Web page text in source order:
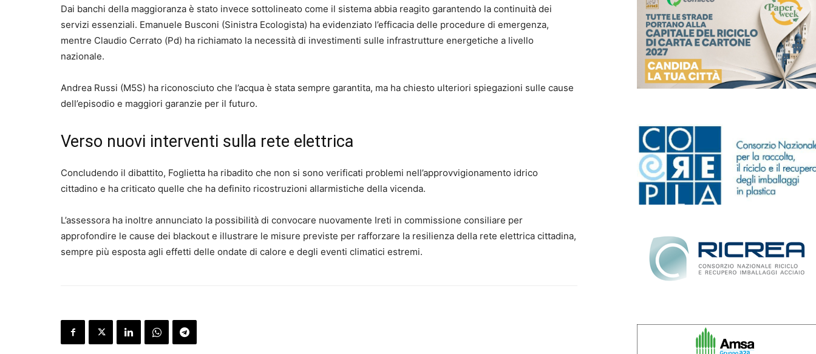
Dai banchi della maggioranza è stato invece sottolineato come il sistema abbia reagito garantendo la continuità dei
servizi essenziali. Emanuele Busconi (Sinistra Ecologista) ha evidenziato l’efficacia delle procedure di emergenza,
mentre Claudio Cerrato (Pd) ha richiamato la necessità di investimenti sulle infrastrutture energetiche a livello
nazionale.
Andrea Russi (M5S) ha riconosciuto che l’acqua è stata sempre garantita, ma ha chiesto ulteriori spiegazioni sulle cause
dell’episodio e maggiori garanzie per il futuro.
Verso nuovi interventi sulla rete elettrica
Concludendo il dibattito, Foglietta ha ribadito che non si sono verificati problemi nell’approvvigionamento idrico
cittadino e ha criticato quelle che ha definito ricostruzioni allarmistiche della vicenda.
L’assessora ha inoltre annunciato la possibilità di convocare nuovamente Ireti in commissione consiliare per
approfondire le cause dei blackout e illustrare le misure previste per rafforzare la resilienza della rete elettrica cittadina,
sempre più esposta agli effetti delle ondate di calore e degli eventi climatici estremi.